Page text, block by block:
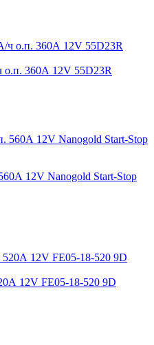
360А 12V 55D23R
12V Nanogold Start-Stop
12V FE05-18-520 9D